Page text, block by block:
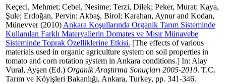
Keçeci, Mehmet; Cebel, Nesime; Terzi, Dilek; Peker, Murat; Kaya,
Şule; Erdoğan, Pervin; Akbaş, Birol; Karahan, Aynurand Kodan,
Münevver(2010) Ankara Koşullarında Organik Tarım Sisteminde
Kullanılan Farklı Materyallerin Domates ve Mısır Münavebe
Sisteminde Toprak Özelliklerine Etkisi. [The effects of various
materials used in organic agriculture system on soil properties in
tomato and corn rotation system in Ankara conditions.] In: Alay
Vural, Ayşen (Ed.) Organik Araştırma Sonuçları 2005-2010. T.C.
Tarım ve Köyişleri Bakanlığı, Ankara, Turkey, pp. 341-346.